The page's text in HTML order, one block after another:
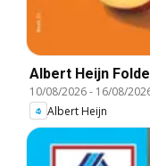
Albert Heijn
10/08/2026- 16/08/
Albert Heijn